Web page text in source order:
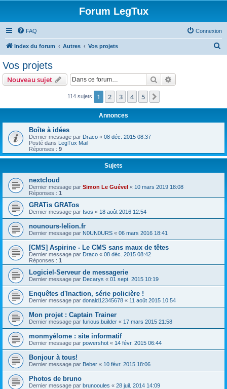
Forum LegTux
FAQ Connexion
Index du forum Autres Vos projets
r
Vos projets
Nouveau sujet Rechercher
114 sujets 1 2 3 4 5
Annonces
Boîte à idées
Dernier message par Draco « 08 déc. 2015 08:37
Posté dans LegTux Mail
Réponses : 9
Sujets
nextcloud
Dernier message par Simon Le Guével « 10 mars 2019 18:08
Réponses : 1
GRATis GRATos
Dernier message par Isos « 18 août 2016 12:54
nounours-lelion.fr
Dernier message par N0UN0URS « 06 mars 2016 18:41
[CMS] Aspirine - Le CMS sans maux de têtes
Dernier message par Draco « 08 déc. 2015 08:42
Réponses : 1
Logiciel-Serveur de messagerie
Dernier message par Decarys « 01 sept. 2015 10:19
Enquêtes d'Inaction, série policière !
Dernier message par donald12345678 « 11 août 2015 10:54
Mon projet : Captain Trainer
Dernier message par furious.builder « 17 mars 2015 21:58
monmyélome : site informatif
Dernier message par powershot « 14 févr. 2015 06:44
Bonjour à tous!
Dernier message par Beber « 10 févr. 2015 18:06
Photos de bruno
Dernier message par brunooules « 28 juil. 2014 14:09